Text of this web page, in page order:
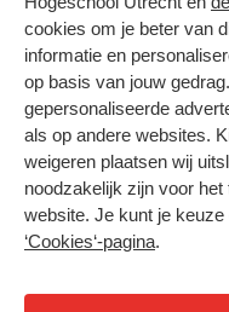
cookies om je beter van
informatie en
op basis van jouw
gepersonaliseerde
als op andere websites.
weigeren plaatsen wij
noodzakelijk zijn voor
website. Je kunt je
‘Cookies‘-pagina.
Contact
Master
Post-master
Studiekeuze deeltijd
HU Bibliotheek
HU Ontwikkelt
Duurzame HU
Intranet
Trajectum
Hier
Colofon
Privacy
Cookies
Nieuwsbrief